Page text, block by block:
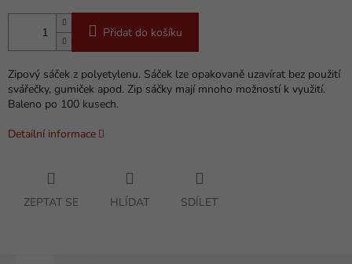
Přidat do košíku
Zipový sáček z polyetylenu. Sáček lze opakovaně uzavírat bez použití
svářečky, gumiček apod. Zip sáčky mají mnoho možností k využití.
Baleno po 100 kusech.
Detailní informace
ZEPTAT SE HLÍDAT SDÍLET